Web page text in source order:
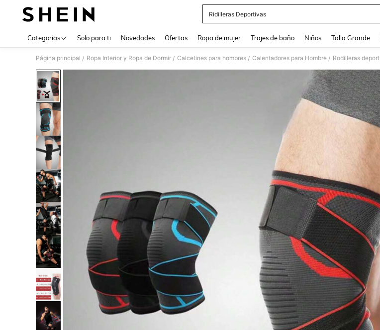
Ridilleras Deportivas
Categorías Solo para ti Novedades Ofertas Ropa de mujer Trajes de baño Niños Talla Grande
Página principal / Ropa Interior y Ropa de Dormir / Calcetines para hombres / Calentadores para Hombre /